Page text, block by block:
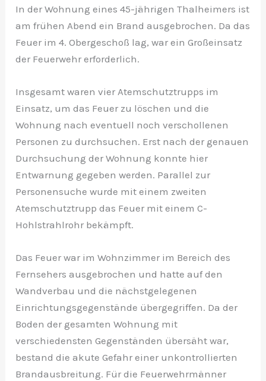
In der Wohnung eines 45-jährigen Thalheimers ist
am frühen Abend ein Brand ausgebrochen. Da das
Feuer im 4. Obergeschoß lag, war ein Großeinsatz
der Feuerwehr erforderlich.
Insgesamt waren vier Atemschutztrupps im
Einsatz, um das Feuer zu löschen und die
Wohnung nach eventuell noch verschollenen
Personen zu durchsuchen. Erst nach der genauen
Durchsuchung der Wohnung konnte hier
Entwarnung gegeben werden. Parallel zur
Personensuche wurde mit einem zweiten
Atemschutztrupp das Feuer mit einem C-
Hohlstrahlrohr bekämpft.
Das Feuer war im Wohnzimmer im Bereich des
Fernsehers ausgebrochen und hatte auf den
Wandverbau und die nächstgelegenen
Einrichtungsgegenstände übergegriffen. Da der
Boden der gesamten Wohnung mit
verschiedensten Gegenständen übersäht war,
bestand die akute Gefahr einer unkontrollierten
Brandausbreitung. Für die Feuerwehrmänner